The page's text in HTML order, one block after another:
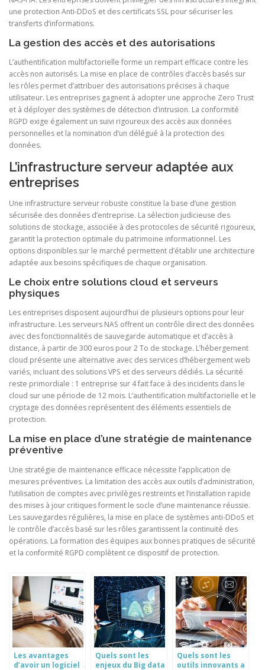
une protection Anti-DDoS et des certificats SSL pour sécuriser les
transferts d’informations.
La gestion des accès et des autorisations
L’authentification multifactorielle forme un rempart efficace contre les
accès non autorisés. La mise en place de contrôles d’accès basés sur
les rôles permet d’attribuer des autorisations précises à chaque
utilisateur. Les entreprises gagnent à adopter une approche Zero Trust
et à déployer des systèmes de détection d’intrusion. La conformité
RGPD exige également un suivi rigoureux des accès aux données
personnelles et la nomination d’un délégué à la protection des
données.
L’infrastructure serveur adaptée aux
entreprises
Une infrastructure serveur robuste constitue la base d’une gestion
sécurisée des données d’entreprise. La sélection judicieuse des
solutions de stockage, associée à des protocoles de sécurité rigoureux,
garantit la protection optimale du patrimoine informationnel. Les
options disponibles sur le marché permettent d’établir une architecture
adaptée aux besoins spécifiques de chaque organisation.
Le choix entre solutions cloud et serveurs
physiques
Les entreprises disposent aujourd’hui de plusieurs options pour leur
infrastructure. Les serveurs NAS offrent un contrôle direct des données
avec des fonctionnalités de sauvegarde automatique et d’accès à
distance, à partir de 300 euros pour 2 To de stockage. L’hébergement
cloud présente une alternative avec des services d’hébergement web
variés, incluant des solutions VPS et des serveurs dédiés. La sécurité
reste primordiale : 1 entreprise sur 4 fait face à des incidents dans le
cloud sur une période de 12 mois. L’authentification multifactorielle et le
cryptage des données représentent des éléments essentiels de
protection.
La mise en place d’une stratégie de maintenance
préventive
Une stratégie de maintenance efficace nécessite l’application de
mesures préventives. La limitation des accès aux outils d’administration,
l’utilisation de comptes avec privilèges restreints et l’installation rapide
des mises à jour critiques forment le socle d’une maintenance réussie.
Les sauvegardes régulières, la mise en place de systèmes anti-DDoS et
le contrôle d’accès basé sur les rôles garantissent la continuité des
opérations. La formation des équipes aux bonnes pratiques de sécurité
et la conformité RGPD complètent ce dispositif de protection.
Les avantages
d’avoir un logiciel
Quels sont les
enjeux du Big data
Quels sont les
outils innovants a